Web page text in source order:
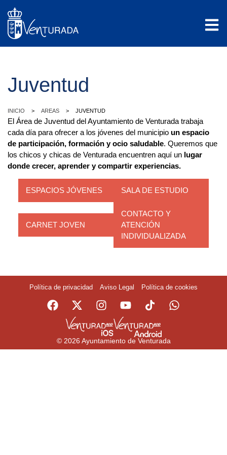
Juventud
INICIO > AREAS > JUVENTUD
El Área de Juventud del Ayuntamiento de Venturada trabaja
cada día para ofrecer a los jóvenes del municipio un espacio
de participación, formación y ocio saludable. Queremos que
los chicos y chicas de Venturada encuentren aquí un lugar
donde crecer, aprender y compartir experiencias.
ESPACIOS JÓVENES SALA DE ESTUDIO
CARNET JOVEN
CONTACTO Y
ATENCIÓN
INDIVIDUALIZADA
Política de privacidad Aviso Legal Política de cookies
© 2026 Ayuntamiento de Venturada